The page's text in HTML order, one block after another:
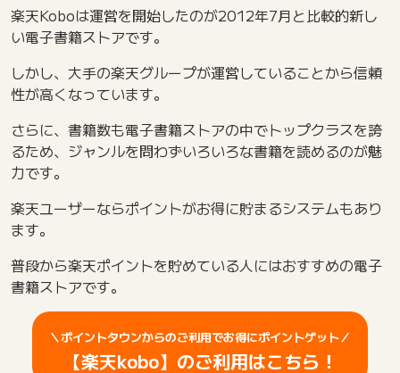
楽天Koboは運営を開始したのが2012年7月と比較的新し
い電子書籍ストアです。
しかし、大手の楽天グループが運営していることから信頼
性が高くなっています。
さらに、書籍数も電子書籍ストアの中でトップクラスを誇
るため、ジャンルを問わずいろいろな書籍を読めるのが魅
力です。
楽天ユーザーならポイントがお得に貯まるシステムもあり
ます。
普段から楽天ポイントを貯めている人にはおすすめの電子
書籍ストアです。
＼ポイントタウンからのご利用でお得にポイントゲット／
【楽天kobo】のご利用はこちら！